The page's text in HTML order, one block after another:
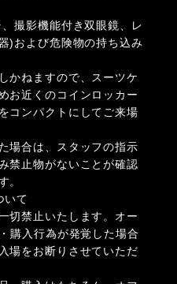
撮影機能付き双眼鏡、レ
)および危険物の持ち込み
かねますので、スーツケ
お近くのコインロッカー
コンパクトにしてご来場
場合は、スタッフの指示
禁止物がないことが確認
。
いて
切禁止いたします。オー
購入行為が発覚した場合
場をお断りさせていただ